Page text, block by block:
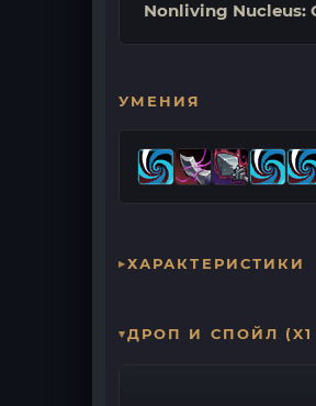
Nonliving Nucleus:
УМЕНИЯ
ХАРАКТЕРИСТИКИ
ДРОП И СПОЙЛ (X1